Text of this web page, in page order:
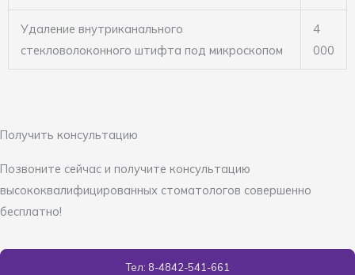
Удаление внутриканального
стекловолоконного штифта под микроскопом
4
000
Получить консультацию
Позвоните сейчас и получите консультацию
высококвалифицированных стоматологов совершенно
бесплатно!
Тел: 8-4842-541-661